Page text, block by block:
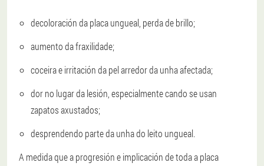
decoloración da placa ungueal, perda de brillo;
aumento da fraxilidade;
coceira e irritación da pel arredor da unha afectada;
dor no lugar da lesión, especialmente cando se usan
zapatos axustados;
desprendendo parte da unha do leito ungueal.
A medida que a progresión e implicación de toda a placa